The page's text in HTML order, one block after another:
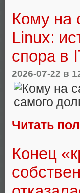
Кому на
Linux:
спора в
2026-07-22 в
Читать
Конец